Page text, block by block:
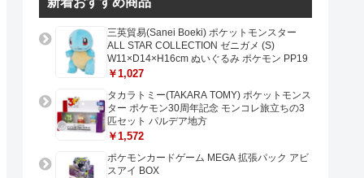
三英貿易(Sanei Boeki) ポケットモンスター
ALL STAR COLLECTION ゼニガメ (S)
W11×D14×H16cm ぬいぐるみ ポケモン PP19
￥1,027
タカラトミー(TAKARA TOMY) ポケットモンス
ター ポケモン30周年記念 モンコレ旅立ちの3
匹セット パルデア地方
￥1,572
ポケモンカードゲーム MEGA 拡張パック アビ
スアイ BOX